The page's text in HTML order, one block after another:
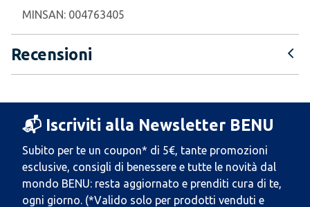
MINSAN: 004763405
Recensioni
📬 Iscriviti alla Newsletter BENU
Subito per te un coupon* di 5€, tante promozioni
esclusive, consigli di benessere e tutte le novità dal
mondo BENU: resta aggiornato e prenditi cura di te,
ogni giorno. (*Valido solo per prodotti venduti e